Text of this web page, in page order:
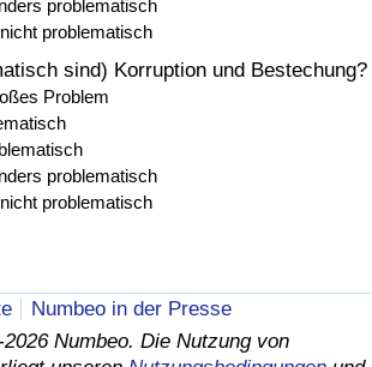
problematisch
problematisch
sind) Korruption und Bestechung?
Problem
problematisch
problematisch
Numbeo in der Presse
Numbeo. Die Nutzung von